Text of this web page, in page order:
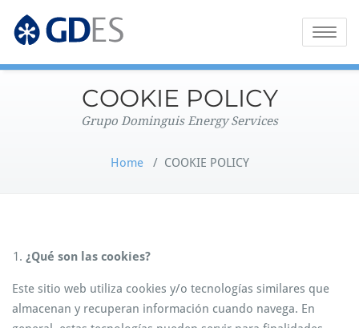
Grupo Dominguis Energy Services
Toggle
COOKIE POLICY
Grupo Dominguis Energy Services
Home/ COOKIE POLICY
¿Qué son las cookies?
Este sitio web utiliza cookies y/o tecnologías similares que
almacenan y recuperan información cuando navega. En